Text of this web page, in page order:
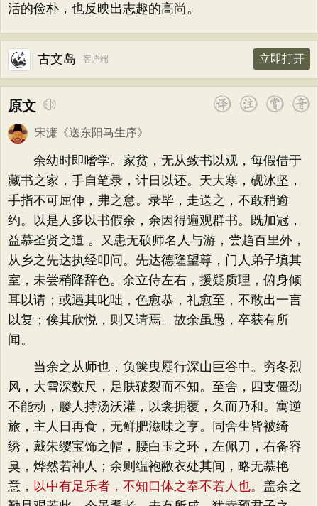
活的俭朴，也反映出志趣的高尚。
古文岛 客户端 立即打开
原文
宋濂 《送东阳马生序》
余幼时即嗜学。家贫，无从致书以观，每假借于
藏书之家，手自笔录，计日以还。天大寒，砚冰坚，
手指不可屈伸，弗之怠。录毕，走送之，不敢稍逾
约。以是人多以书假余，余因得遍观群书。既加冠，
益慕圣贤之道 。又患无硕师名人与游，尝趋百里外，
从乡之先达执经叩问。先达德隆望尊，门人弟子填其
室，未尝稍降辞色。余立侍左右，援疑质理，俯身倾
耳以请；或遇其叱咄，色愈恭，礼愈至，不敢出一言
以复；俟其欣悦，则又请焉。故余虽愚，卒获有所
闻。
当余之从师也，负箧曳屣行深山巨谷中。穷冬烈
风，大雪深数尺，足肤皲裂而不知。至舍，四支僵劲
不能动，媵人持汤沃灌，以衾拥覆，久而乃和。寓逆
旅，主人日再食，无鲜肥滋味之享。同舍生皆被绮
绣，戴朱缨宝饰之帽，腰白玉之环，左佩刀，右备容
臭，烨然若神人；余则缊袍敝衣处其间，略无慕艳
意， 以中有足乐者，不知口体之奉不若人也。 盖余之